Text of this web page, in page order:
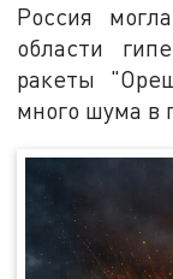
Россия
области
ракеты
много шума в